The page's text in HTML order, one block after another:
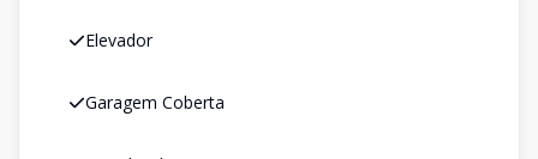
Elevador
Garagem Coberta